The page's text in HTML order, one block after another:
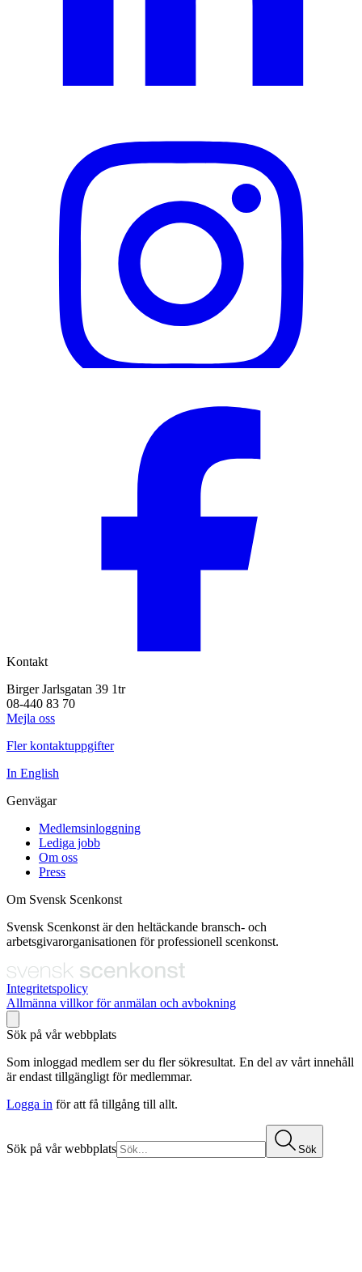
Kontakt
Birger Jarlsgatan 39 1tr
08-440 83 70
Mejla oss
Fler kontaktuppgifter
In English
Genvägar
Medlemsinloggning
Lediga jobb
Om oss
Press
Om Svensk Scenkonst
Svensk Scenkonst är den heltäckande bransch- och
arbetsgivarorganisationen för professionell scenkonst.
Integritetspolicy
Allmänna villkor för anmälan och avbokning
Sök på vår webbplats
Som inloggad medlem ser du fler sökresultat. En del av vårt innehåll
är endast tillgängligt för medlemmar.
Logga in för att få tillgång till allt.
Sök på vår webbplats Sök